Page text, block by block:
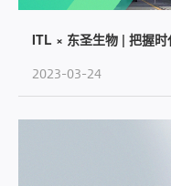
ITL × 东圣生物 | 把握
2023-03-24